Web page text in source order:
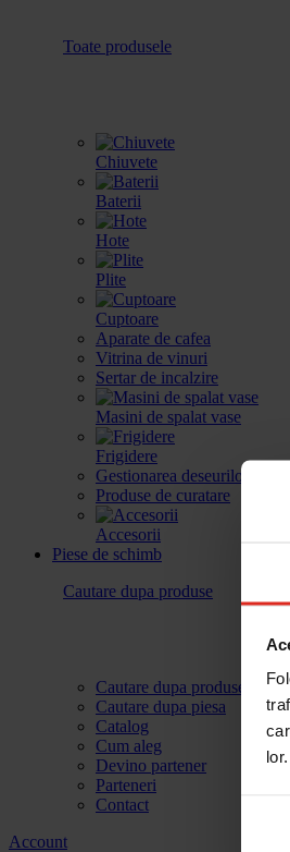
lor.
Toate produsele
Chiuvete
Baterii
Hote
Plite
Cuptoare
Aparate de cafea
Vitrina de vinuri
Sertar de incalzire
Masini de spalat vase
Frigidere
Gestionarea deseurilor
Produse de curatare
Accesorii
Piese de schimb
Cautare dupa produse
Cautare dupa produse
Cautare dupa piesa
Catalog
Cum aleg
Devino partener
Parteneri
Contact
Account